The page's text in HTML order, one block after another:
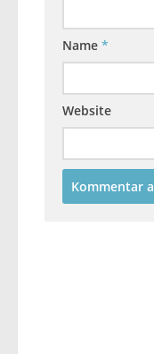
Name *
Website